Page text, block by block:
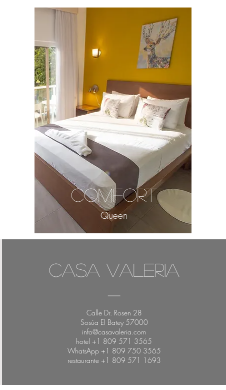
COMFORT
Queen
Casa Valeria
-
Calle Dr. Rosen 28
Sosúa El Batey 57000
info@casavaleria.com
hotel +1 809 571 3565
WhatsApp +1 809 750 3565
restaurante +1 809 571 1693